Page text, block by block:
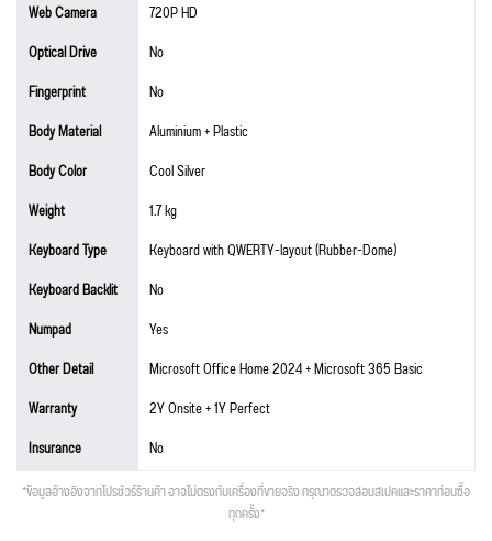
Web Camera
720P HD
Optical Drive
No
Fingerprint
No
Body Material
Aluminium + Plastic
Body Color
Cool Silver
Weight
1.7 kg
Keyboard Type
Keyboard with QWERTY-layout (Rubber-Dome)
Keyboard Backlit
No
Numpad
Yes
Other Detail
Microsoft Office Home 2024 + Microsoft 365 Basic
Warranty
2Y Onsite + 1Y Perfect
Insurance
No
*ข้อมูลอ้างอิงจากโปรชัวร์ร้านค้า อาจไม่ตรงกับเครื่องที่ขายจริง กรุณาตรวจสอบสเปคและราคาก่อนซื้อ
ทุกครั้ง*